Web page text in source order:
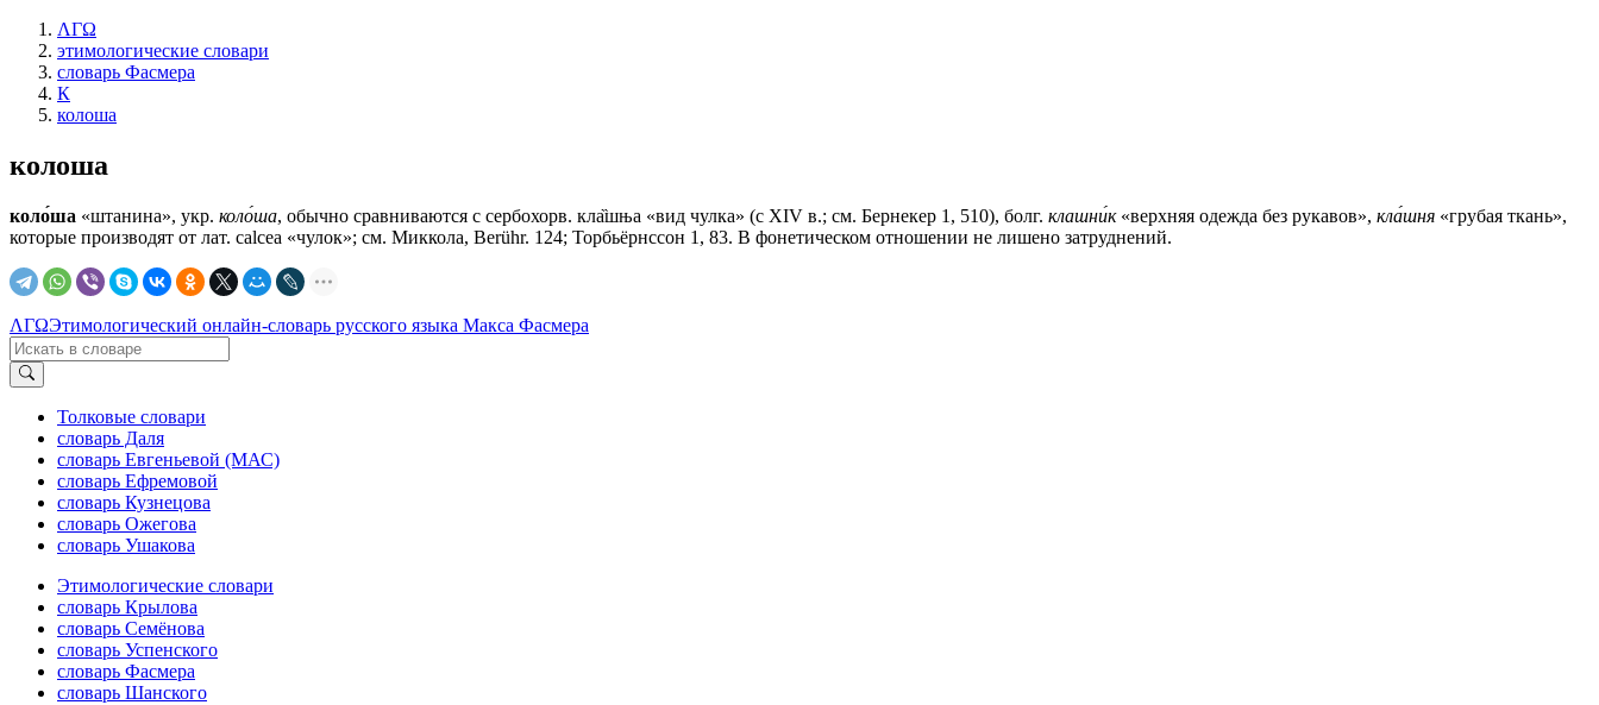
ΛΓΩ
этимологические словари
словарь Фасмера
К
колоша
колоша
коло́ша «штанина», укр. коло́ша, обычно сравниваются с сербохорв. кла̏шња «вид чулка» (с ХIV в.; см. Бернекер 1, 510), болг. клашни́к«верхняя одежда без рукавов», кла́шня «грубая ткань»,
которые производят от лат. саlсеа «чулок»; см. Миккола, Berühr. 124; Торбьёрнссон 1, 83. В фонетическом отношении не лишено затруднений.
ΛΓΩЭтимологический онлайн-словарь русского языка Макса Фасмера
Толковые словари
словарь Даля
словарь Евгеньевой (МАС)
словарь Ефремовой
словарь Кузнецова
словарь Ожегова
словарь Ушакова
Этимологические словари
словарь Крылова
словарь Семёнова
словарь Успенского
словарь Фасмера
словарь Шанского